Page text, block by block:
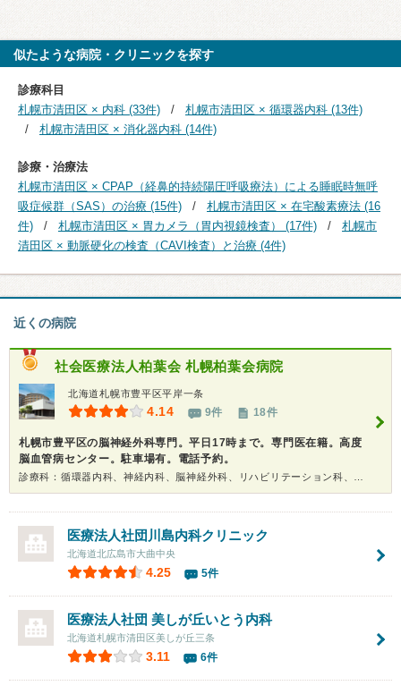
似たような病院・クリニックを探す
診療科目
札幌市清田区 × 内科 (33件)
札幌市清田区 × 循環器内科 (13件)
札幌市清田区 × 消化器内科 (14件)
診療・治療法
札幌市清田区 × CPAP（経鼻的持続陽圧呼吸療法）による睡眠時無呼
吸症候群（SAS）の治療 (15件)
札幌市清田区 × 在宅酸素療法 (16
件)
札幌市清田区 × 胃カメラ（胃内視鏡検査） (17件)
札幌市
清田区 × 動脈硬化の検査（CAVI検査）と治療 (4件)
近くの病院
社会医療法人柏葉会 札幌柏葉会病院
北海道札幌市豊平区平岸一条
4.14 9件 18件
札幌市豊平区の脳神経外科専門。平日17時まで。専門医在籍。高度
脳血管病センター。駐車場有。電話予約。
医療法人社団川島内科クリニック
北海道北広島市大曲中央
4.25 5件
医療法人社団 美しが丘いとう内科
北海道札幌市清田区美しが丘三条
3.11 6件